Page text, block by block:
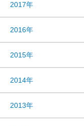
2017年
2016年
2015年
2014年
2013年